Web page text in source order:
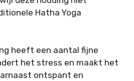
Hatha Yoga
heeft een aantal fijne
het stress en maakt het
ontspant en